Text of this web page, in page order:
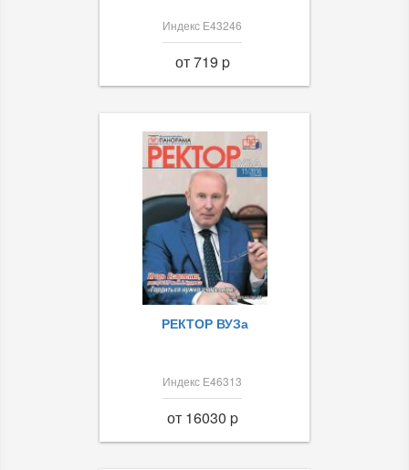
Индекс Е43246
от 719 p
РЕКТОР ВУЗа
Индекс Е46313
от 16030 p